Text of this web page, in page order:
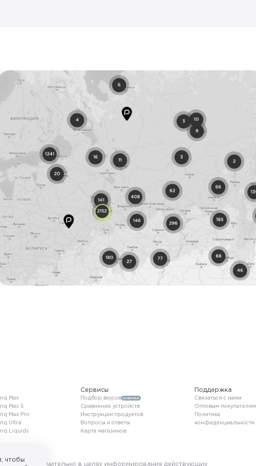
чтобы
Max
Max S
Max Pro
Ultra
Liquids
Сервисы
Подбор вкусов
Сравнение устройств
Инструкции продуктов
Вопросы и ответы
Карта магазинов
Поддержка
Связаться с нами
Оптовым покупателям
Политика
конфиденциальности
исключительно в целях информирования действующих